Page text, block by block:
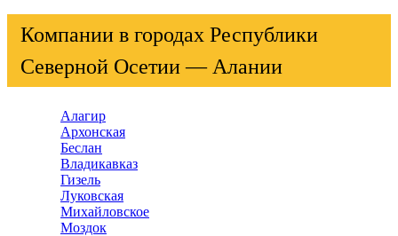
Компании в городах Республики
Северной Осетии — Алании
Алагир
Архонская
Беслан
Владикавказ
Гизель
Луковская
Михайловское
Моздок